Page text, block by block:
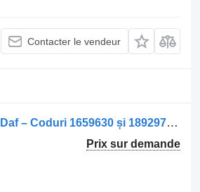
Contacter le vendeur
Commutateur de colonne de direction Comutator Retarder Daf – Coduri 1659630 și 1892970 1659630, 1892970 pour camion
Prix sur demande